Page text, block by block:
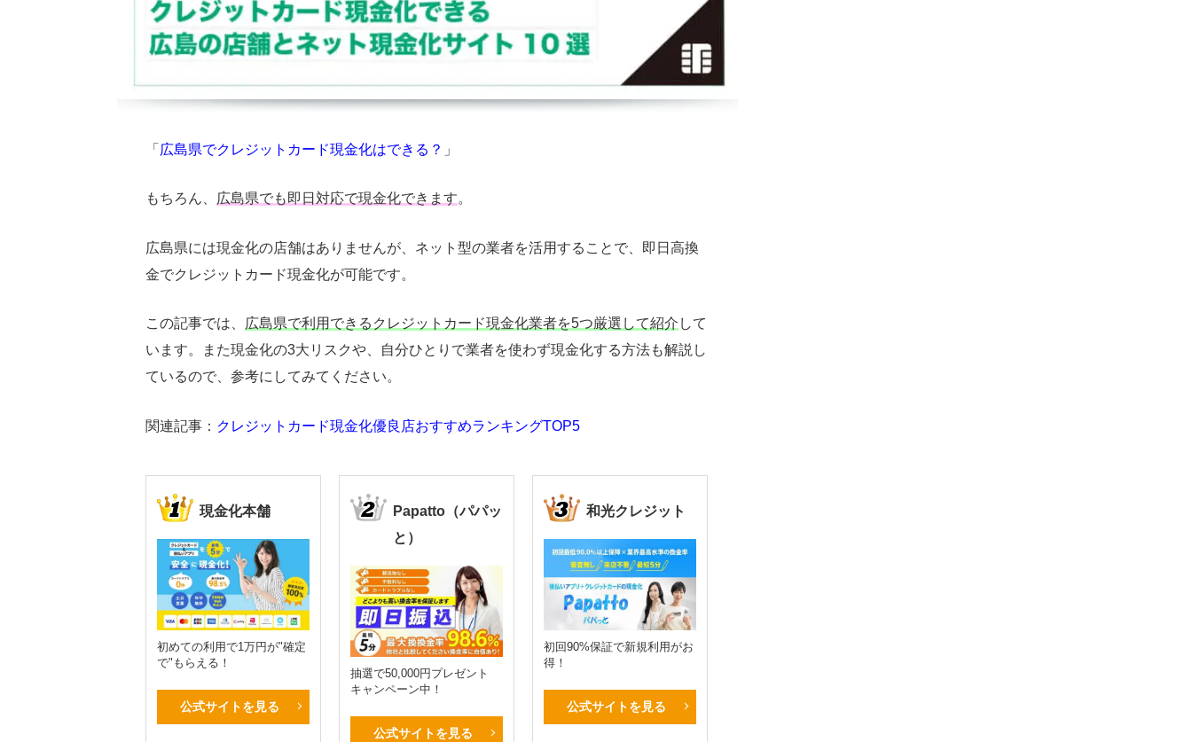
「 広島県でクレジットカード現金化はできる？ 」
もちろん、 広島県でも即日対応で現金化できます。
広島県には現金化の店舗はありませんが、ネット型の業者を活用することで、即日高換
金でクレジットカード現金化が可能です。
この記事では、 広島県で利用できるクレジットカード現金化業者を5つ厳選して紹介 して
います。また現金化の3大リスクや、自分ひとりで業者を使わず現金化する方法も解説し
ているので、参考にしてみてください。
関連記事： クレジットカード現金化優良店おすすめランキングTOP5
現金化本舗
初めての利用で1万円が"確定
で"もらえる！
公式サイトを見る
Papatto（パパッ
と）
抽選で50,000円プレゼント
キャンペーン中！
公式サイトを見る
和光クレジット
初回90%保証で新規利用がお
得！
公式サイトを見る